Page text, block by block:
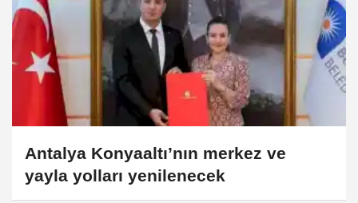
Antalya Konyaaltı’nın merkez ve
yayla yolları yenilenecek